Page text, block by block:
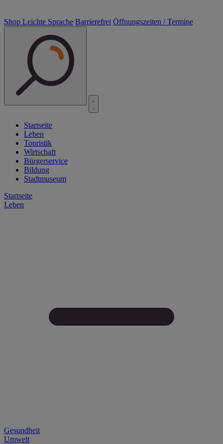
Shop Leichte Sprache Barrierefrei Öffnungszeiten / Termine
Startseite
Leben
Touristik
Wirtschaft
Bürgerservice
Bildung
Stadtmuseum
Startseite
Leben
Gesundheit
Umwelt